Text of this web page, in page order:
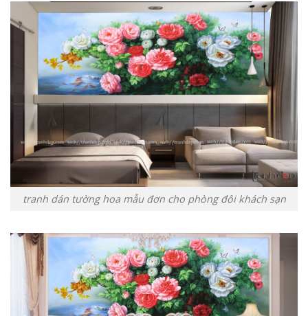
tranh dán tường hoa mẫu đơn cho phòng đôi khách sạn